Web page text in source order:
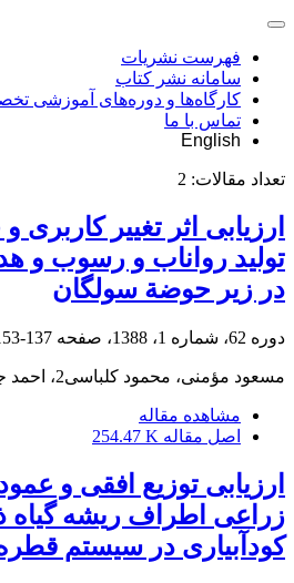
فهرست نشریات
سامانه نشر کتاب
کارگاه‌ها و دوره‌های آموزشی
تماس با ما
English
تعداد مقالات: 2
ارزیابی اثر تغییر کاربری
تولید رواناب و رسوب و
در زیر حوضة سولگان
دوره 62، شماره 1، 1388، صفحه 137-153
مسعود مؤمنی، محمود کلباسی2، احمد جلالیان، حسین خادمی
مشاهده مقاله
اصل مقاله 254.47 K
ارزیابی توزیع افقی و
زراعی اطراف ریشه گیاه
کودآبیاری در سیستم